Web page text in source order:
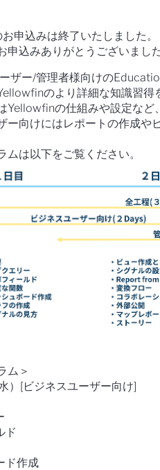
申込みは終了いたしました。
込みありがとうございました
ザー/管理者様向けの
のより詳細な知識習得
Yellowfinの仕組みや設定など、
ー向けにはレポートの作成や
ムは以下をご覧ください。
ム＞
）[ビジネスユーザー向け]
ド
ド作成